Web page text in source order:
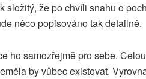
složitý, že po chvíli snahu o
něco popisováno tak detailně.
ho samozřejmě pro sebe.
by vůbec existovat.